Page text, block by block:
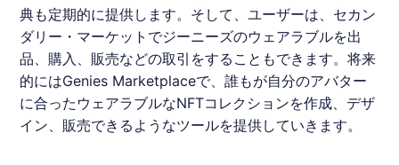
典も定期的に提供します。そして、ユーザーは、セカン
ダリー・マーケットでジーニーズのウェアラブルを出
品、購入、販売などの取引をすることもできます。将来
的にはGenies Marketplaceで、誰もが自分のアバター
に合ったウェアラブルなNFTコレクションを作成、デザ
イン、販売できるようなツールを提供していきます。